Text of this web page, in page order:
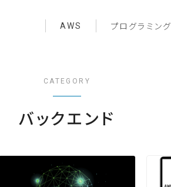
AWS プログラミング
CATEGORY
バックエンド